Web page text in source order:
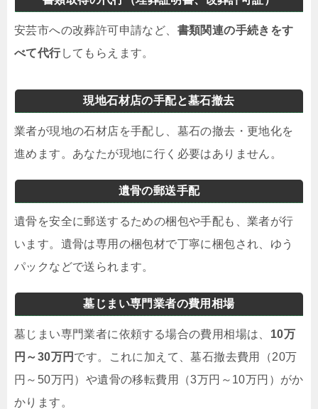
安芸市への改葬許可申請など、 書類関連の手続きをす
べて代行してもらえます。
現地石材店の手配と墓石撤去
業者が現地の石材店を手配し、墓石の撤去・更地化を
進めます。あなたが現地に行く必要はありません。
遺骨の郵送手配
遺骨を安全に郵送するための梱包や手配も、業者が行
います。遺骨は専用の梱包材で丁寧に梱包され、ゆう
パックなどで送られます。
墓じまい専門業者の費用相場
墓じまい専門業者に依頼する場合の費用相場は、 10万
円～30万円 です。これに加えて、墓石撤去費用（20万
円～50万円）や遺骨の移転費用（3万円～10万円）がか
かります。